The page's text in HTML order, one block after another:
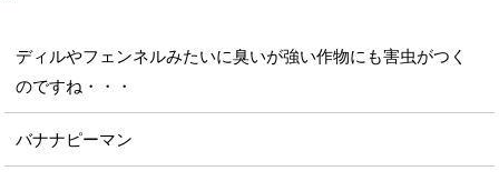
ディルやフェンネルみたいに臭いが強い作物にも害虫がつく
のですね・・・
バナナピーマン